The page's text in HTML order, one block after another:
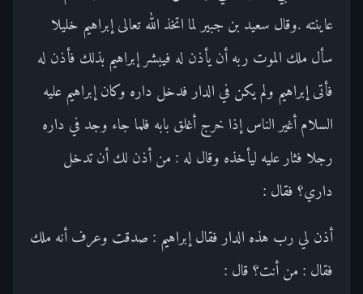
عاينته .وقال سعيد بن جبير لما اتخذ الله تعالى إبراهيم خليلا
سأل ملك الموت ربه أن يأذن له فيبشر إبراهيم بذلك فأذن له
فأتى إبراهيم ولم يكن في الدار فدخل داره وكان إبراهيم عليه
السلام أغير الناس إذا خرج أغلق بابه فلما جاء وجد في داره
رجلا فثار عليه ليأخذه وقال له : من أذن لك أن تدخل
داري؟ فقال :
أذن لي رب هذه الدار فقال إبراهيم : صدقت وعرف أنه ملك
فقال : من أنت؟ قال :